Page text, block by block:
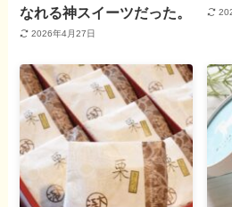
なれる神スイーツだった。
2026年4月27日